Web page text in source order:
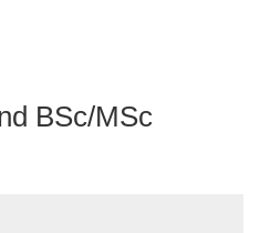
BSc/MSc